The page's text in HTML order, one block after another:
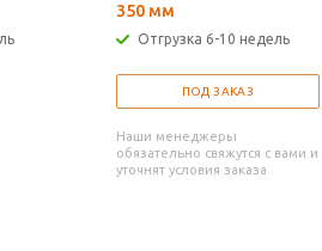
350 мм
Отгрузка 6-10 недель
ПОД ЗАКАЗ
Наши менеджеры
обязательно свяжутся с вами и
уточнят условия заказа